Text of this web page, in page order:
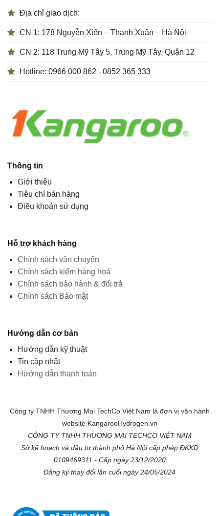
Địa chỉ giao dịch:
CN 1: 178 Nguyễn Xiển – Thanh Xuân – Hà Nội
CN 2: 118 Trung Mỹ Tây 5, Trung Mỹ Tây, Quận 12
Hotline: 0966 000 862 - 0852 365 333
Thông tin
Giới thiệu
Tiêu chí bán hàng
Điều khoản sử dụng
Hỗ trợ khách hàng
Chính sách vận chuyển
Chính sách kiểm hàng hoá
Chính sách bảo hành & đổi trả
Chính sách Bảo mật
Hướng dẫn cơ bản
Hướng dẫn kỹ thuật
Tin cập nhật
Hướng dẫn thanh toán
Công ty TNHH Thương Mại TechCo Việt Nam là đơn vị vận hành
website KangarooHydrogen.vn
CÔNG TY TNHH THƯƠNG MẠI TECHCO VIỆT NAM
Sở kế hoạch và đầu tư thành phố Hà Nội cấp phép ĐKKD
0109469311 - Cấp ngày 23/12/2020
Đăng ký thay đổi lần cuối ngày 24/05/2024